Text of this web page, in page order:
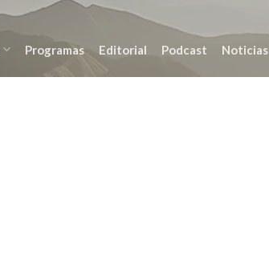
Programas Editorial Podcast Noticias